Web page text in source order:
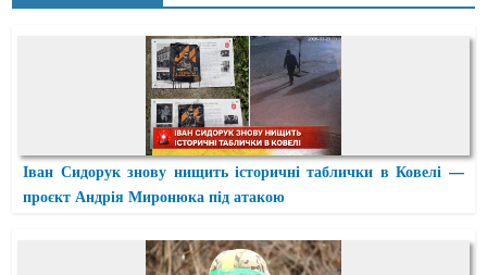
Іван Сидорук знову нищить історичні таблички в Ковелі —
проєкт Андрія Миронюка під атакою